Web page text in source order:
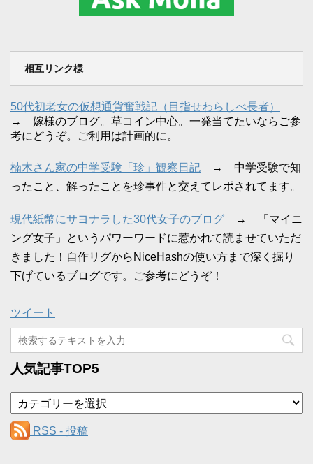
相互リンク様
50代初老女の仮想通貨奮戦記（目指せわらしべ長者）
→ 嫁様のブログ。草コイン中心。一発当てたいならご参
考にどうぞ。ご利用は計画的に。
楠木さん家の中学受験「珍」観察日記 → 中学受験で知
ったこと、解ったことを珍事件と交えてレポされてます。
現代紙幣にサヨナラした30代女子のブログ → 「マイニ
ング女子」というパワーワードに惹かれて読ませていただ
きました！自作リグからNiceHashの使い方まで深く掘り
下げているブログです。ご参考にどうぞ！
ツイート
人気記事TOP5
テ
ゴ
リ
RSS - 投稿